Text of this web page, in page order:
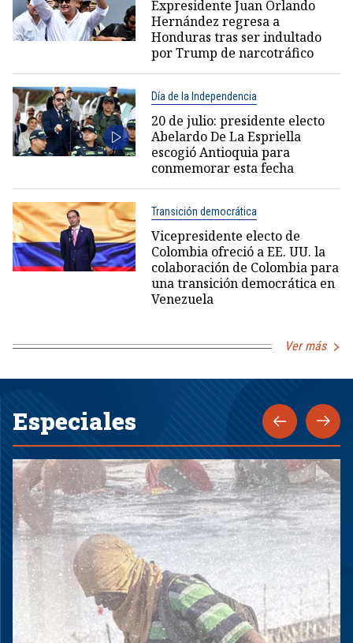
Expresidente Juan Orlando
Hernández regresa a
Honduras tras ser indultado
por Trump de narcotráfico
Día de la Independencia
20 de julio: presidente electo
Abelardo De La Espriella
escogió Antioquia para
conmemorar esta fecha
Transición democrática
Vicepresidente electo de
Colombia ofreció a EE. UU. la
colaboración de Colombia para
una transición democrática en
Venezuela
Ver más
Especiales